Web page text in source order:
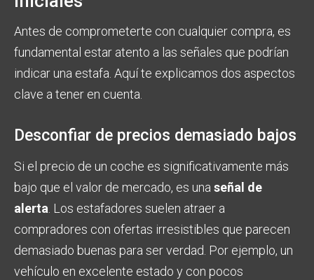
Antes de comprometerte con cualquier compra, es
fundamental estar atento a las señales que podrían
indicar una estafa. Aquí te explicamos dos aspectos
clave a tener en cuenta.
Desconfiar de precios demasiado bajos
Si el precio de un coche es significativamente más
bajo que el valor de mercado, es una señal de
alerta . Los estafadores suelen atraer a
compradores con ofertas irresistibles que parecen
demasiado buenas para ser verdad. Por ejemplo, un
vehículo en excelente estado y con pocos